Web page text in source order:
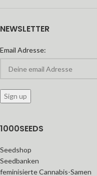
NEWSLETTER
Email Adresse:
1000SEEDS
Seedshop
Seedbanken
feminisierte Cannabis-Samen